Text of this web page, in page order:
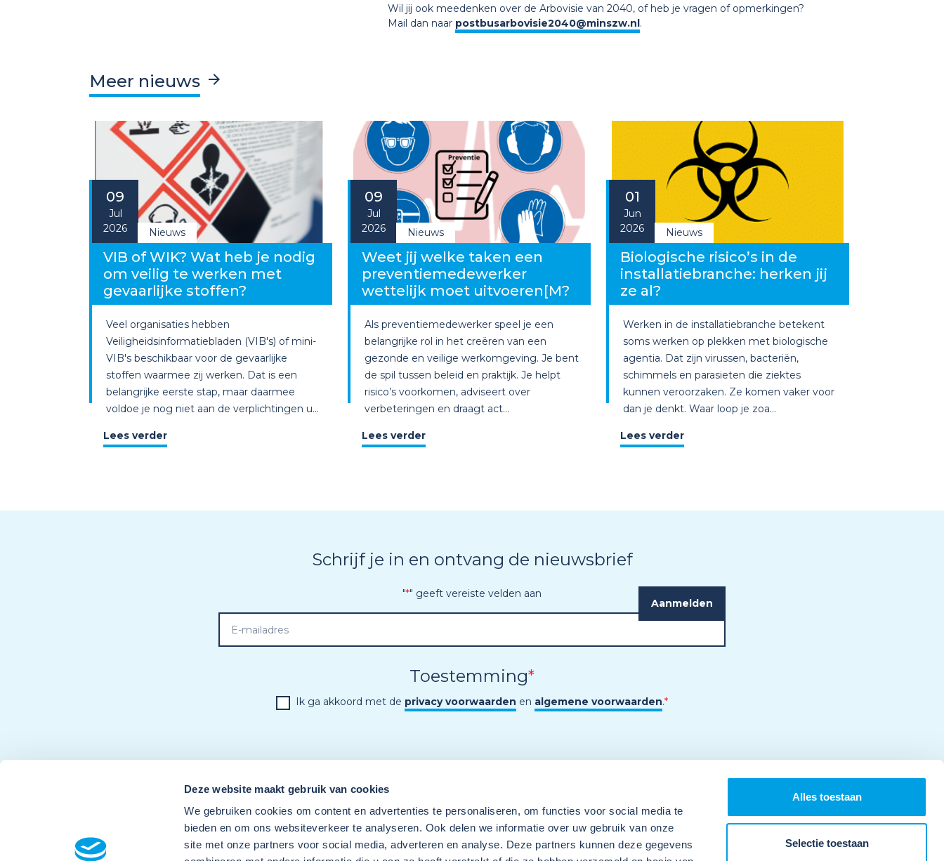
Deze website maakt gebruik van cookies
We gebruiken cookies om content en advertenties te personaliseren, om functies voor social media te
bieden en om ons websiteverkeer te analyseren. Ook delen we informatie over uw gebruik van onze
site met onze partners voor social media, adverteren en analyse. Deze partners kunnen deze gegevens
Alles toestaan
Selectie toestaan
Wil jij ook meedenken over de Arbovisie van 2040, of heb je vragen of opmerkingen?
Mail dan naar postbusarbovisie2040@minszw.nl.
Meer nieuws
09
Jul
2026
Nieuws
VIB of WIK? Wat heb je nodig
om veilig te werken met
gevaarlijke stoffen?
Veel organisaties hebben
Veiligheidsinformatiebladen (VIB's) of mini-
VIB's beschikbaar voor de gevaarlijke
stoffen waarmee zij werken. Dat is een
belangrijke eerste stap, maar daarmee
voldoe je nog niet aan de verplichtingen u...
Lees verder
09
Jul
2026
Nieuws
Weet jij welke taken een
preventiemedewerker
wettelijk moet uitvoeren[M?
Als preventiemedewerker speel je een
belangrijke rol in het creëren van een
gezonde en veilige werkomgeving. Je bent
de spil tussen beleid en praktijk. Je helpt
risico’s voorkomen, adviseert over
verbeteringen en draagt act...
Lees verder
01
Jun
2026
Nieuws
Biologische risico’s in de
installatiebranche: herken jij
ze al?
Werken in de installatiebranche betekent
soms werken op plekken met biologische
agentia. Dat zijn virussen, bacteriën,
schimmels en parasieten die ziektes
kunnen veroorzaken. Ze komen vaker voor
dan je denkt. Waar loop je zoa...
Lees verder
Schrijf je in en ontvang de nieuwsbrief
"*" geeft vereiste velden aan
Toestemming*
Ik ga akkoord met de privacy voorwaarden en algemene voorwaarden.*